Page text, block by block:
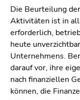
Die Beurteilung
Aktivitäten ist in
erforderlich,
heute
Unternehmens.
darauf vor, ihre
nach finanziellen
können, die